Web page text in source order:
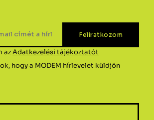
azAdatkezelési tájékoztatót
hogy a MODEM hírlevelet küldjön